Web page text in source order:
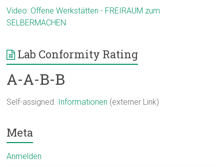
Video: Offene Werkstätten - FREIRAUM zum
SELBERMACHEN
Lab Conformity Rating
A-A-B-B
Self-assigned. Informationen (externer Link)
Meta
Anmelden